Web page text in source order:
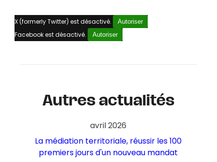
X (formerly Twitter) est désactivé. Autoriser
Facebook est désactivé. Autoriser
Autres actualités
avril 2026
La médiation territoriale, réussir les 100
premiers jours d'un nouveau mandat